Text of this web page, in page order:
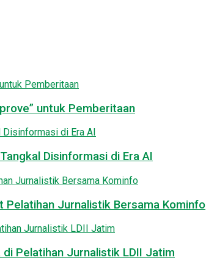
untuk Pemberitaan
Disinformasi di Era AI
Jurnalistik Bersama Kominfo
Pelatihan Jurnalistik LDII Jatim